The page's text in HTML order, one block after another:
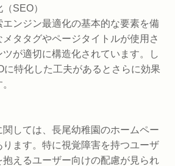
SEO）
ンジン最適化の基本的な要素を備
タタグやページタイトルが使用さ
が適切に構造化されています。し
に特化した工夫があるとさらに効果
しては、長尾幼稚園のホームペー
ります。特に視覚障害を持つユーザ
えるユーザー向けの配慮が見られ